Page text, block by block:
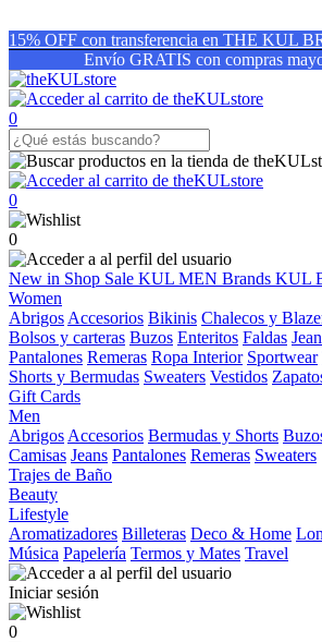
15% OFF con transferencia en THE KUL
Envío GRATIS con compras
0
0
0
New in Shop Sale KUL MEN Brands KUL
Women
Abrigos Accesorios Bikinis Chalecos y
Bolsos y carteras Buzos Enteritos Faldas
Pantalones Remeras Ropa Interior Sportwear
Shorts y Bermudas Sweaters Vestidos
Gift Cards
Men
Abrigos Accesorios Bermudas y Shorts
Camisas Jeans Pantalones Remeras Sweaters
Trajes de Baño
Beauty
Lifestyle
Aromatizadores Billeteras Deco & Home
Música Papelería Termos y Mates Travel
Iniciar sesión
0